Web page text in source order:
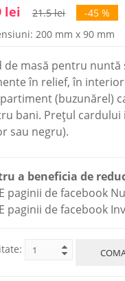
lei 21.5 lei
-45 %
200 mm x 90 mm
de masă pentru
în relief, în
(buzunărel)
bani. Prețul
sau negru).
a beneficia de
paginii de facebook
paginii de facebook